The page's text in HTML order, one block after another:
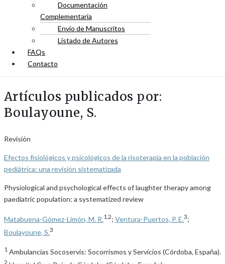
Documentación
Complementaria
Envío de Manuscritos
Listado de Autores
FAQs
Contacto
Artículos publicados por:
Boulayoune, S.
Revisión
Efectos fisiológicos y psicológicos de la risoterapia en la población
pediátrica: una revisión sistematizada
Physiological and psychological effects of laughter therapy among
paediatric population: a systematized review
Matabuena-Gómez-Limón, M. R.1,2; Ventura-Puertos, P. E.3;
Boulayoune, S. 3
1 Ambulancias Socoservis: Socorrismos y Servicios (Córdoba, España).
2